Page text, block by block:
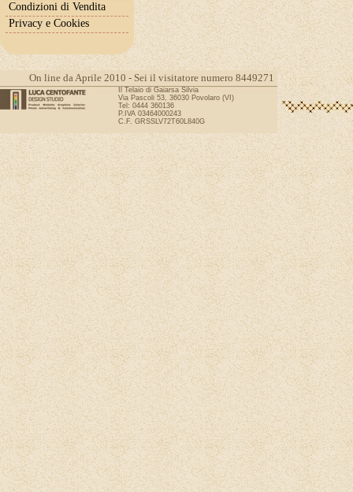
Condizioni di Vendita
Privacy e Cookies
On line da Aprile 2010 - Sei il visitatore numero 8449271
Il Telaio di Gaiarsa Silvia
Via Pascoli 53, 36030 Povolaro (VI)
Tel: 0444 360136
P.IVA 03464000243
C.F. GRSSLV72T60L840G